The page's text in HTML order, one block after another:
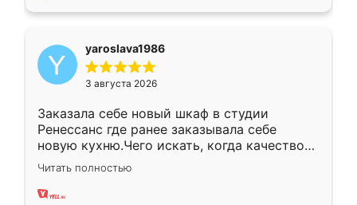
yaroslava1986
3 августа 2026
Заказала себе новый шкаф в студии
Ренессанс где ранее заказывала себе
новую кухню.Чего искать, когда качеством
вполне довольна. Служит кухня уже почти
два года, нареканий нет.
Читать полностью